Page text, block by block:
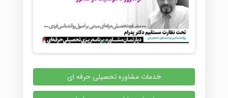
خدمات مشاوره تحصیلی حرفه ای